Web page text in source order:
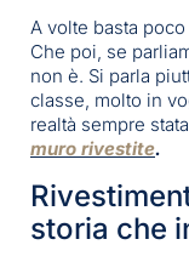
A volte basta
Che poi, se
non è. Si parla
classe, molto in
realtà sempre
muro rivestite.
storia che